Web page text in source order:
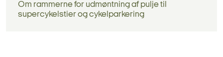
Om rammerne for udmøntning af pulje til
supercykelstier og cykelparkering